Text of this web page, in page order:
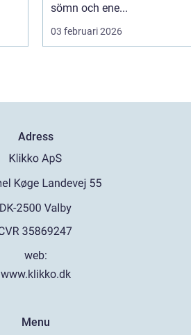
sömn och ene...
03 februari 2026
Adress
web:
www.klikko.dk
Menu